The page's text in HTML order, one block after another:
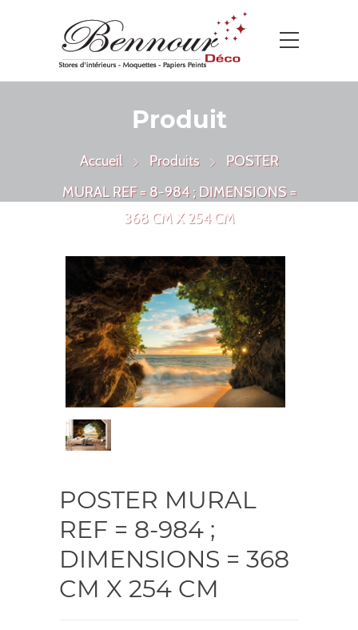
Produit
Accueil Produits
POSTER
MURAL REF = 8-984 ; DIMENSIONS =
368 CM X 254 CM
POSTER MURAL
REF = 8-984 ;
DIMENSIONS = 368
CM X 254 CM